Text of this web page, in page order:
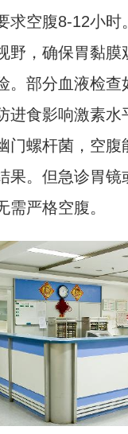
求空腹8-12小时
野，确保胃黏膜
。部分血液检查
进食影响激素水
门螺杆菌，空腹
果。但急诊胃镜
需严格空腹。